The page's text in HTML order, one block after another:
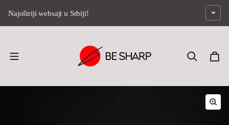
Najoštriji websajt u Srbiji!